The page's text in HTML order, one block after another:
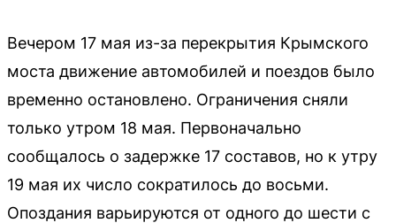
Вечером 17 мая из-за перекрытия Крымского
моста движение автомобилей и поездов было
временно остановлено. Ограничения сняли
только утром 18 мая. Первоначально
сообщалось о задержке 17 составов, но к утру
19 мая их число сократилось до восьми.
Опоздания варьируются от одного до шести с